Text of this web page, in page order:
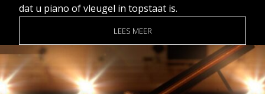
dat u piano of vleugel in topstaat is.
LEES MEER